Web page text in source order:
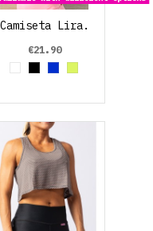
Camiseta Lira.
€21.90
WhiteBlackAzul Eléctrico
Amarillo